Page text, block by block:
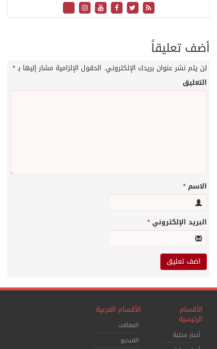
أضف تعليقاً
لن يتم نشر عنوان بريدك الإلكتروني. الحقول الإلزامية مشار إليها بـ*
التعليق
الاسم*
البريد الإلكتروني*
الأقسام
الرئيسية
أخبار محلية
الأقسام الفرعية
المقالات
الفيديو